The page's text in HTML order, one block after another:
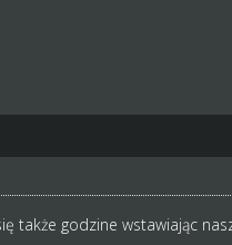
także godzine wstawiając